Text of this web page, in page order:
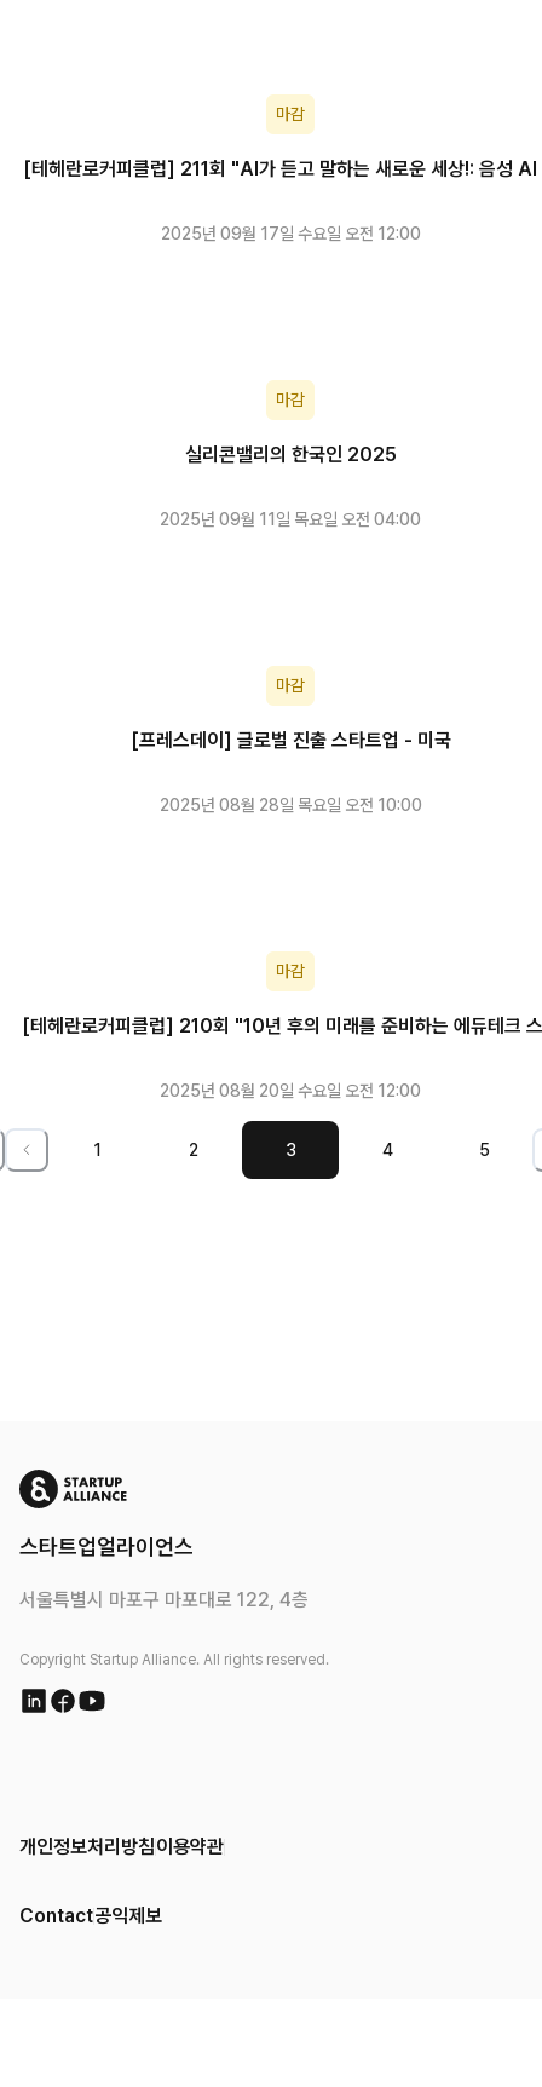
마감
[테헤란로커피클럽] 211회 "AI가 듣고 말하는 새로운 세상!: 음성 AI
2025년 09월 17일 수요일 오전 12:00
마감
실리콘밸리의 한국인 2025
2025년 09월 11일 목요일 오전 04:00
마감
[프레스데이] 글로벌 진출 스타트업 - 미국
2025년 08월 28일 목요일 오전 10:00
마감
[테헤란로커피클럽] 210회 "10년 후의 미래를 준비하는 에듀테크
2025년 08월 20일 수요일 오전 12:00
1 2 3 4 5
스타트업얼라이언스
서울특별시 마포구 마포대로 122, 4층
Copyright Startup Alliance. All rights reserved.
개인정보처리방침이용약관
Contact공익제보